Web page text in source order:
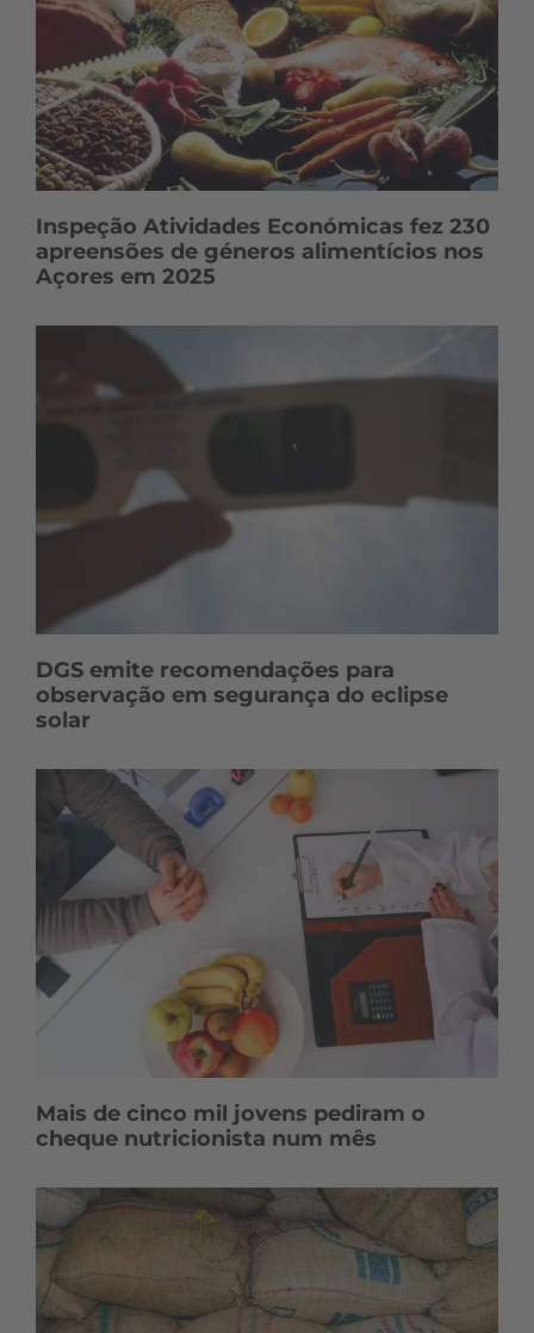
Inspeção Atividades Económicas fez 230
apreensões de géneros alimentícios nos
Açores em 2025
DGS emite recomendações para
observação em segurança do eclipse
solar
Mais de cinco mil jovens pediram o
cheque nutricionista num mês